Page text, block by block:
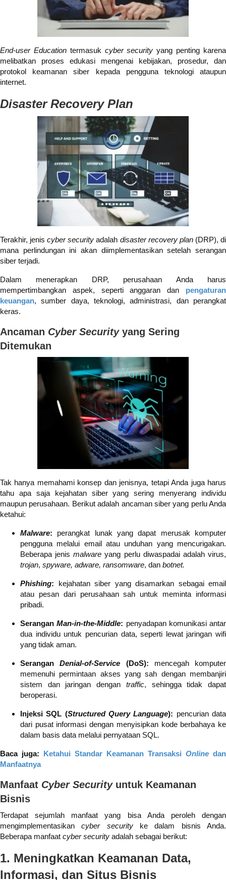
End-user Educationtermasuk cyber security yang penting karena
melibatkan proses edukasi mengenai kebijakan, prosedur, dan
protokol keamanan siber kepada pengguna teknologi ataupun
internet.
Disaster Recovery Plan
Terakhir, jeniscyber security adalah disaster recovery plan(DRP), di
mana perlindungan ini akan diimplementasikan setelah serangan
siber terjadi.
Dalam menerapkan DRP, perusahaan Anda harus
mempertimbangkan aspek, seperti anggaran dan pengaturan
keuangan, sumber daya, teknologi, administrasi, dan perangkat
keras.
Ancaman Cyber Securityyang Sering
Ditemukan
Tak hanya memahami konsep dan jenisnya, tetapi Anda juga harus
tahu apa saja kejahatan siber yang sering menyerang individu
maupun perusahaan. Berikut adalah ancaman siber yang perlu Anda
ketahui:
Malware: perangkat lunak yang dapat merusak komputer
pengguna melalui email atau unduhan yang mencurigakan.
Beberapa jenismalware yang perlu diwaspadai adalah virus,
trojan, spyware, adware, ransomware, dan botnet.
Phishing: kejahatan siber yang disamarkan sebagai email
atau pesan dari perusahaan sah untuk meminta informasi
pribadi.
SeranganMan-in-the-Middle: penyadapan komunikasi antar
dua individu untuk pencurian data, seperti lewat jaringan wifi
yang tidak aman.
SeranganDenial-of-Service (DoS): mencegah komputer
memenuhi permintaan akses yang sah dengan membanjiri
sistem dan jaringan dengan traffic, sehingga tidak dapat
beroperasi.
Injeksi SQL (Structured Query Language): pencurian data
dari pusat informasi dengan menyisipkan kode berbahaya ke
dalam basis data melalui pernyataan SQL.
Baca juga: Ketahui Standar Keamanan Transaksi Online dan
Manfaatnya
Manfaat Cyber Securityuntuk Keamanan
Bisnis
Terdapat sejumlah manfaat yang bisa Anda peroleh dengan
mengimplementasikancyber securityke dalam bisnis Anda.
Beberapa manfaat cyber security adalah sebagai berikut:
1. Meningkatkan Keamanan Data,
Informasi, dan Situs Bisnis